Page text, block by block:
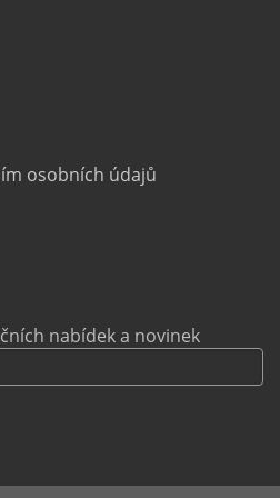
letišti Berlín.
(BER) je hlavním
pro cestovatele mířící do
bez omezení, pronájem
osobních údajů
nabídek a novinek